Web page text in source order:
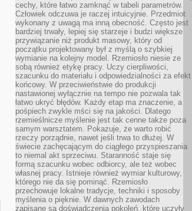
cechy, które łatwo zamknąć w tabeli parametrów.
Człowiek odczuwa je raczej intuicyjnie. Przedmiot
wykonany z uwagą ma inną obecność. Często jest
bardziej trwały, lepiej się starzeje i budzi większe
przywiązanie niż produkt masowy, który od
początku projektowany był z myślą o szybkiej
wymianie na kolejny model. Rzemiosło niesie ze
sobą również etykę pracy. Uczy cierpliwości,
szacunku do materiału i odpowiedzialności za efekt
końcowy. W przeciwieństwie do produkcji
nastawionej wyłącznie na tempo nie pozwala tak
łatwo ukryć błędów. Każdy etap ma znaczenie, a
pośpiech zwykle mści się na jakości. Dlatego
rzemieślnicze myślenie jest tak cenne także poza
samym warsztatem. Pokazuje, że warto robić
rzeczy porządnie, nawet jeśli trwa to dłużej. W
świecie zachęcającym do ciągłego przyspieszania
to niemal akt sprzeciwu. Staranność staje się
formą szacunku wobec odbiorcy, ale też wobec
własnej pracy. Istnieje również wymiar kulturowy,
którego nie da się pominąć. Rzemiosło
przechowuje lokalne tradycje, techniki i sposoby
myślenia o pięknie. W dawnych zawodach
zapisane są doświadczenia pokoleń, które uczyły